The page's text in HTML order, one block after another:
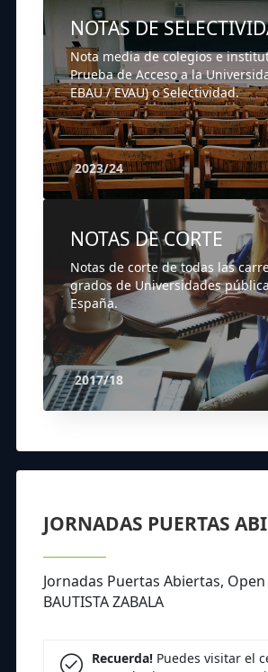
NOTAS DE
Nota media de colegios e
Prueba de Acceso a la
EBAU / EVAU) o Selectividad.
2023/24
NOTAS DE CORTE
Notas de corte de todas las
grados de Universidades
España.
2017/18
JORNADAS PUERTAS
Jornadas Puertas Abiertas, Open
BAUTISTA ZABALA
Recuerda!Puedes visitar el